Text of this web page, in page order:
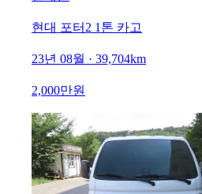
현대 포터2 1톤 카고
23년 08월 · 39,704km
2,000만원